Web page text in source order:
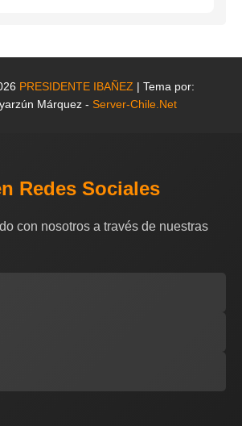
PRESIDENTE IBAÑEZ | Tema por:
Márquez - Server-Chile.Net
Redes Sociales
con nosotros a través de nuestras